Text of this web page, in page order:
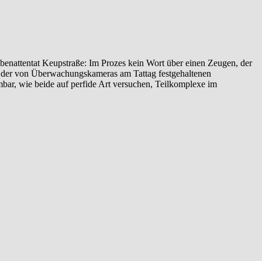
‎Keupstraße‬: Im Prozes kein Wort über einen Zeugen, der
von Überwachungskameras am Tattag festgehaltenen
wie beide auf perfide Art versuchen, Teilkomplexe im